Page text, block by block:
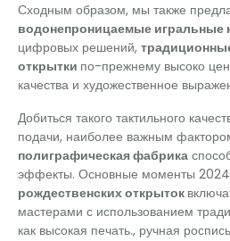
Сходным образом, мы также
водонепроницаемые игральные
цифровых решений,
открытки по-прежнему высоко
качества и художественное
Добиться такого тактильного
подачи, наиболее важным
полиграфическая фабрика
эффекты. Основные моменты 2024
рождественских открыток
мастерами с использованием
как высокая печать., ручная